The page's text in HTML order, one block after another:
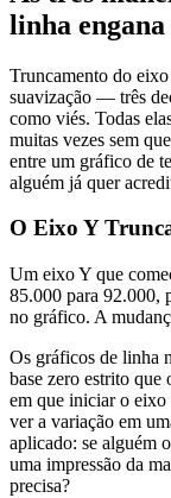
linha
Truncamento do
suavização — três
como viés. Todas
muitas vezes sem
entre um gráfico de
alguém já quer
O Eixo Y
Um eixo Y que
85.000 para 92.000,
no gráfico. A
Os gráficos de linha
base zero estrito
em que iniciar o eixo
ver a variação em
aplicado: se alguém
uma impressão da
precisa?